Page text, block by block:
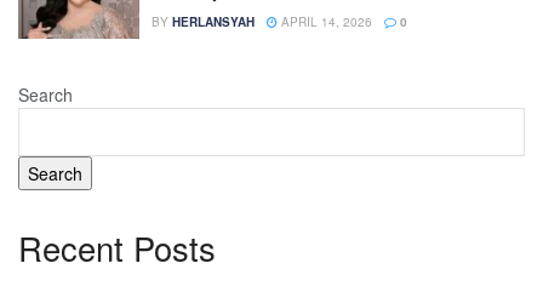
BY HERLANSYAH APRIL 14, 2026 0
Search
Search
Recent Posts